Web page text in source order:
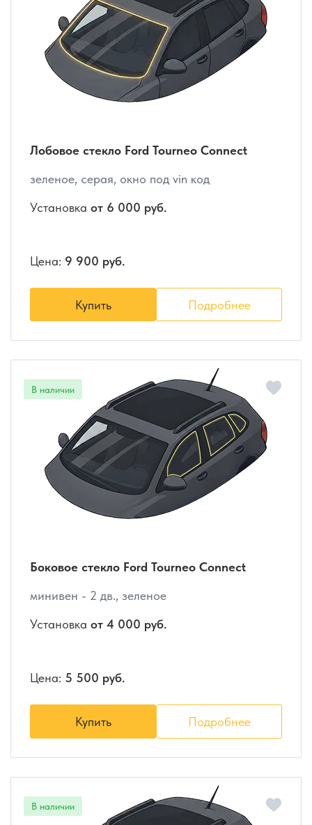
Лобовое стекло Ford Tourneo Connect
зеленое, серая, окно под vin код
Установка от 6 000 руб.
Цена: 9 900 руб.
Купить Подробнее
Боковое стекло Ford Tourneo Connect
минивен - 2 дв., зеленое
Установка от 4 000 руб.
Цена: 5 500 руб.
Купить Подробнее